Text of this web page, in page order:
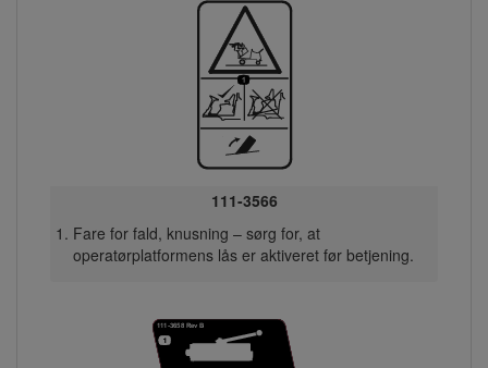
111-3566
Fare for fald, knusning – sørg for, at
operatørplatformens lås er aktiveret før betjening.